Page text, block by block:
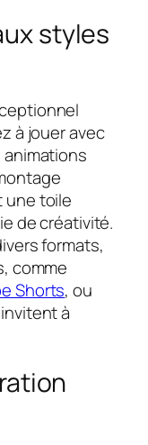
styles
à jouer avec
animations
une toile
de créativité.
formats,
comme
Shorts, ou
à